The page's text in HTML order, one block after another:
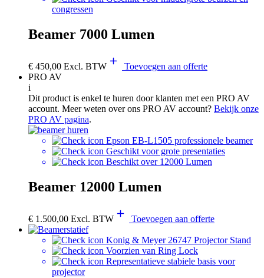
congressen
Beamer 7000 Lumen
€ 450,00 Excl. BTW
Toevoegen aan offerte
PRO AV
i
Dit product is enkel te huren door klanten met een PRO AV
account. Meer weten over ons PRO AV account? Bekijk onze
PRO AV pagina.
Epson EB-L1505 professionele beamer
Geschikt voor grote presentaties
Beschikt over 12000 Lumen
Beamer 12000 Lumen
€ 1.500,00 Excl. BTW Toevoegen aan offerte
Konig & Meyer 26747 Projector Stand
Voorzien van Ring Lock
Representatieve stabiele basis voor
projector